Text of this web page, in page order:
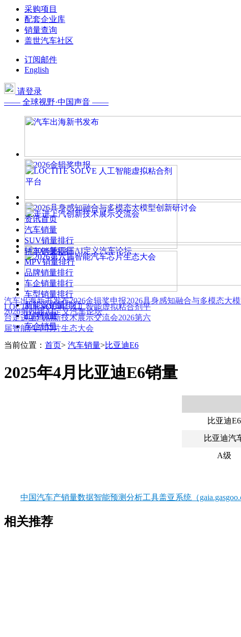
采购项目
配套企业库
销量查询
盖世汽车社区
订阅邮件
English
请登录
—— 全球视野·中国声音 ——
汽车出海新书发布2026金辑奖申报2026具身感知融合与多模态大
2026第四届AI定义汽车论坛
LOCTITE SOLVE 人工智能虚拟粘合剂平
台走进上汽创新技术展示交流会2026第六
届智能汽车芯片生态大会
资讯首页
汽车销量
SUV销量排行
轿车销量排行
MPV销量排行
品牌销量排行
车企销量排行
车型销量排行
新能源销量排行
品牌销量
车企销量
当前位置： 首页> 汽车销量>比亚迪E6
2025年4月比亚迪E6销量
比亚迪E6
比亚迪汽
A级
中国汽车产销量数据智能预测分析工具盖亚系统（
相关推荐